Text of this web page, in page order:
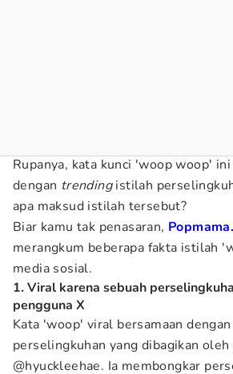
Rupanya, kata kunci 'woop woop'
dengan trendingistilah
apa maksud istilah tersebut?
Biar kamu tak penasaran,
merangkum beberapa fakta istilah
media sosial.
1. Viral karena sebuah
pengguna X
Kata 'woop' viral bersamaan
perselingkuhan yang dibagikan
@hyuckleehae. Ia membongkar